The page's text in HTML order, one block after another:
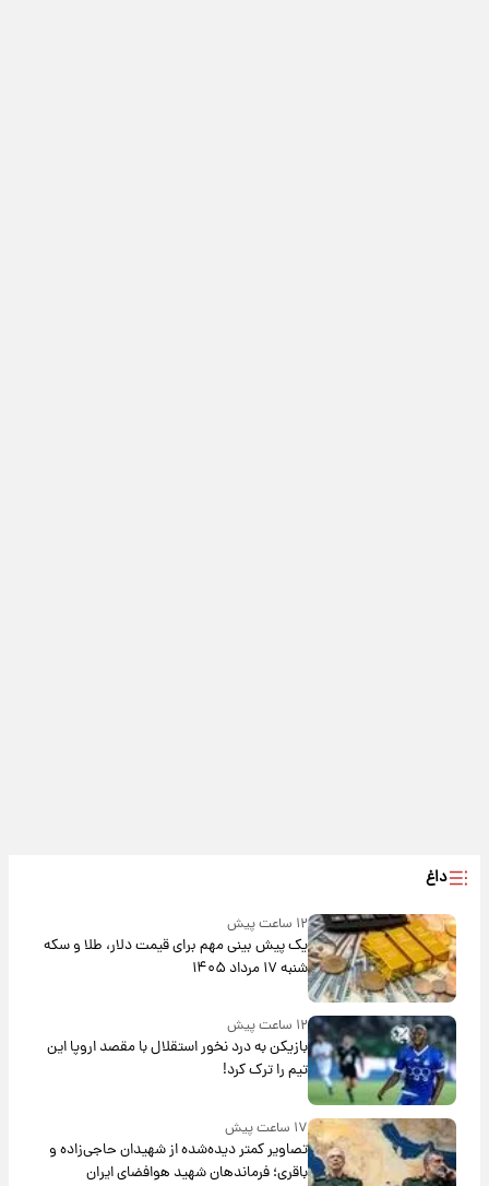
داغ
۱۲ ساعت پیش
یک پیش ‌بینی مهم برای قیمت دلار، طلا و سکه
شنبه ۱۷ مرداد ۱۴۰۵
۱۲ ساعت پیش
بازیکن به درد نخور استقلال با مقصد اروپا این
تیم را ترک کرد!
۱۷ ساعت پیش
تصاویر کمتر دیده‌شده از شهیدان حاجی‌زاده و
باقری؛ فرماندهان شهید هوافضای ایران